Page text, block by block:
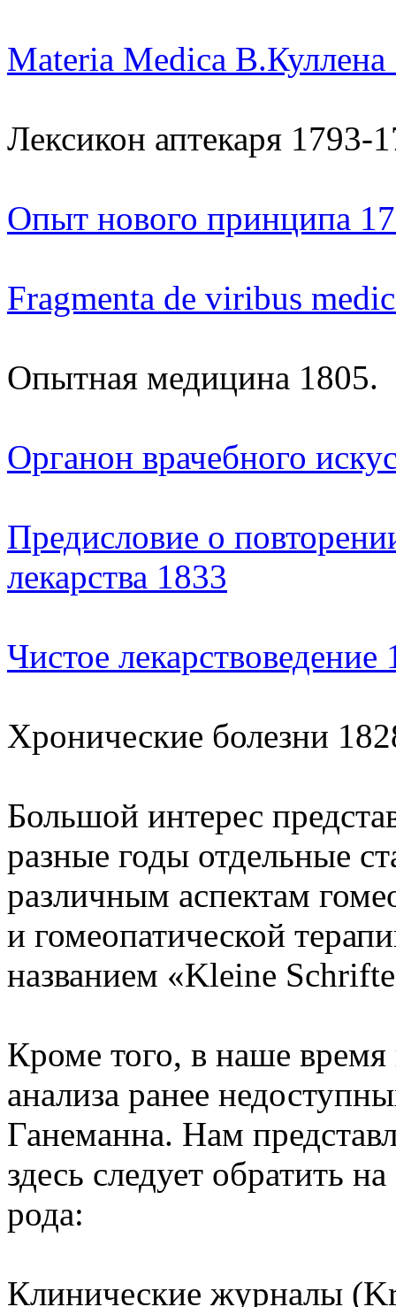
Materia Medica В.Куллена
Лексикон аптекаря 1793-
Опыт нового принципа
Fragmenta de viribus
Опытная медицина 1805.
Органон врачебного
Предисловие о
лекарства 1833
Чистое
Хронические болезни
Большой интерес
разные годы отдельные
различным аспектам
и гомеопатической
названием «Kleine
Кроме того, в наше
анализа ранее
Ганеманна. Нам
здесь следует обратить
рода:
Клинические журналы